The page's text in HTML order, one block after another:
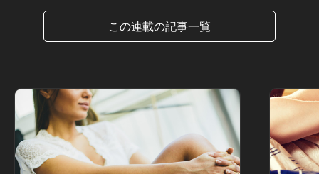
この連載の記事一覧